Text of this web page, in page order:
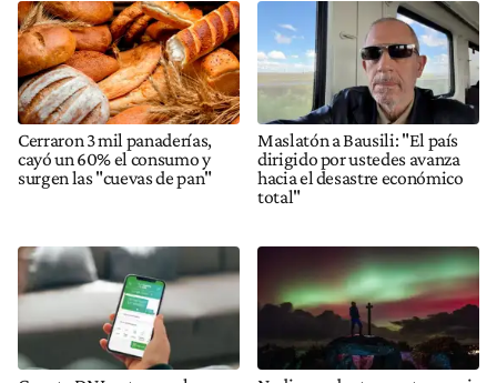
Cerraron 3 mil panaderías,
cayó un 60% el consumo y
surgen las "cuevas de pan"
Maslatón a Bausili: "El país
dirigido por ustedes avanza
hacia el desastre económico
total"